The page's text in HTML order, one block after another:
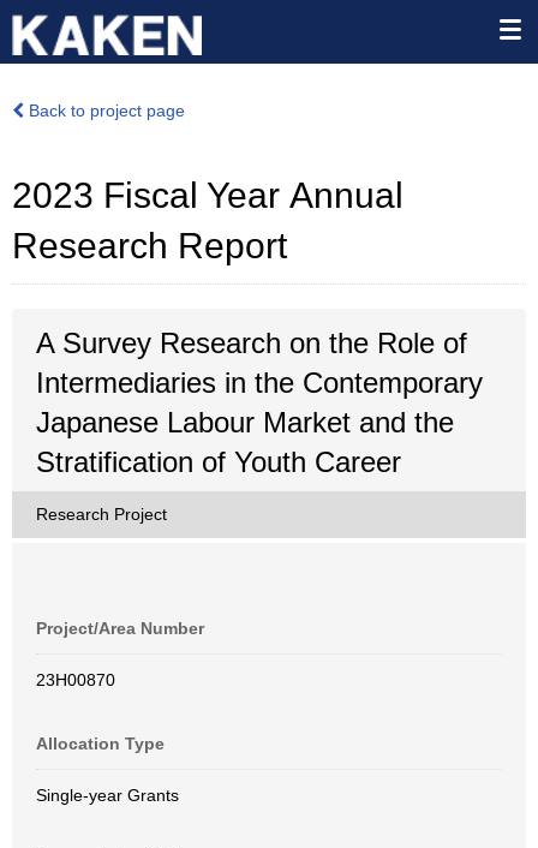
Back to project page
2023 Fiscal Year Annual
Research Report
A Survey Research on the Role of
Intermediaries in the Contemporary
Japanese Labour Market and the
Stratification of Youth Career
Research Project
Project/Area Number
23H00870
Allocation Type
Single-year Grants